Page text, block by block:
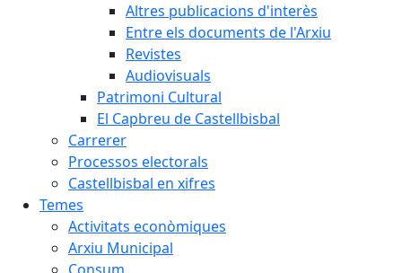
Altres publicacions d'interès
Entre els documents de l'Arxiu
Revistes
Audiovisuals
Patrimoni Cultural
El Capbreu de Castellbisbal
Carrerer
Processos electorals
Castellbisbal en xifres
Temes
Activitats econòmiques
Arxiu Municipal